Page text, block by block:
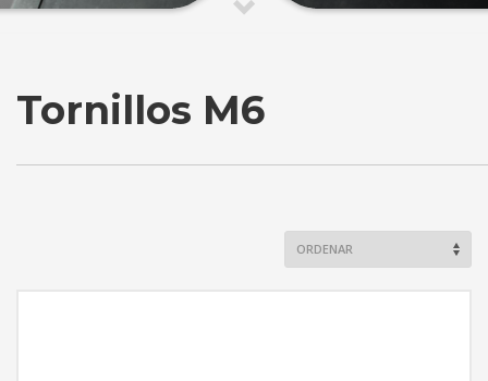
Tornillos M6